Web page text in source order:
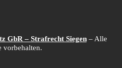
GbR – Strafrecht Siegen– Alle
vorbehalten.